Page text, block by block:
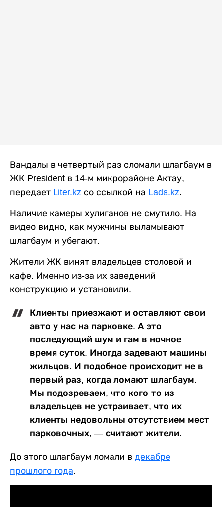
Вандалы в четвертый раз сломали шлагбаум в
ЖК President в 14-м микрорайоне Актау,
передает Liter.kz со ссылкой на Lada.kz.
Наличие камеры хулиганов не смутило. На
видео видно, как мужчины выламывают
шлагбаум и убегают.
Жители ЖК винят владельцев столовой и
кафе. Именно из-за их заведений
конструкцию и установили.
Клиенты приезжают и оставляют свои
авто у нас на парковке. А это
последующий шум и гам в ночное
время суток. Иногда задевают машины
жильцов. И подобное происходит не в
первый раз, когда ломают шлагбаум.
Мы подозреваем, что кого-то из
владельцев не устраивает, что их
клиенты недовольны отсутствием мест
парковочных, — считают жители.
До этого шлагбаум ломали в декабре
прошлого года.